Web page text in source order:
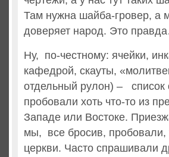
Там нужна шайба-гровер, а
доверяет народ. Это
Ну, по-честному: ячейки,
кафедрой, скауты,
отдельный рулон) – список
пробовали хоть что-то из
Западе или Востоке.
мы, все бросив, пробовали,
церкви. Часто спрашивали